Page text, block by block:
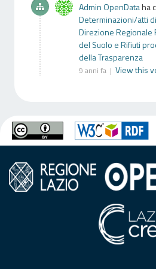
Admin OpenDataha
Determinazioni/atti
Direzione Regionale
del Suolo e Rifiuti
della Trasparenza
9 anni fa | View this